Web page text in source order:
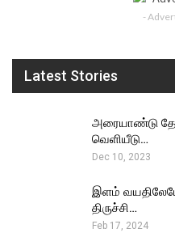
-
Latest Stories
அரையாண்டு
வெளியீடு…
Dec 10, 2023
இளம்
திருச்சி…
Feb 17, 2024